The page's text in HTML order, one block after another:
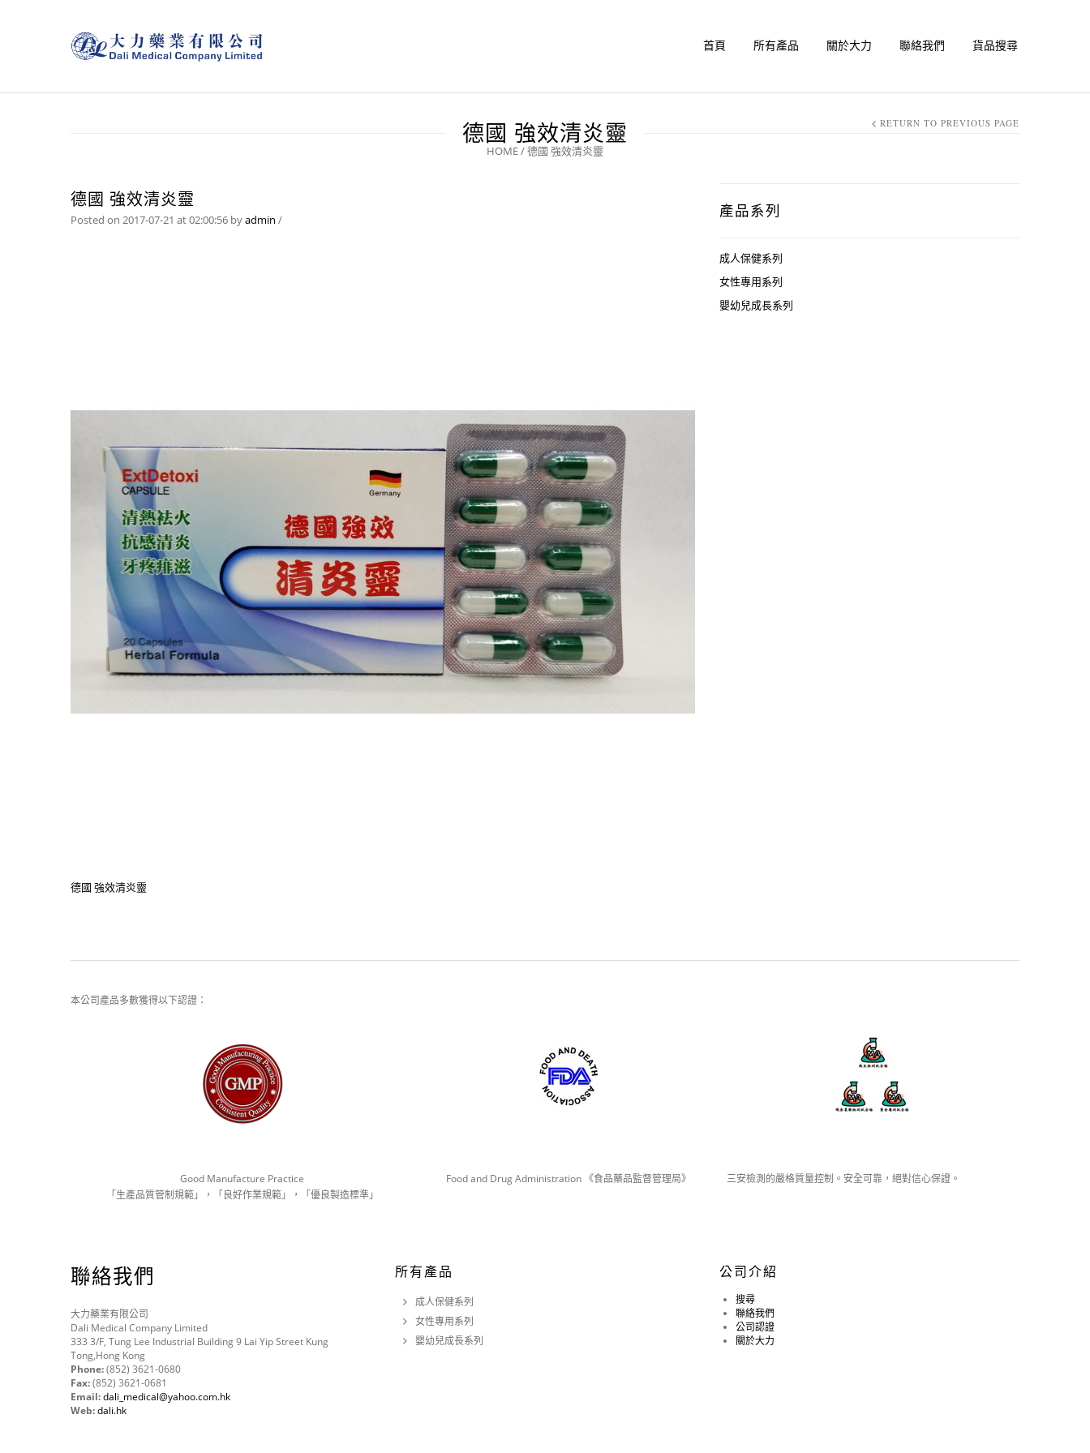
首頁 所有產品 關於大力 聯絡我們 貨品搜尋
德國 強效清炎靈
HOME/德國 強效清炎靈
RETURN TO PREVIOUS PAGE
德國 強效清炎靈
Posted on 2017-07-21 at 02:00:56 byadmin /
德國 強效清炎靈
產品系列
成人保健系列
女性專用系列
嬰幼兒成長系列
本公司產品多數獲得以下認證：
Good Manufacture Practice
「生產品質管制規範」，「良好作業規範」，「優良製造標準」
Food and Drug Administration 《食品藥品監督管理局》 三安檢測的嚴格質量控制。安全可靠，絕對信心保證。
聯絡我們
大力藥業有限公司
Dali Medical Company Limited
333 3/F, Tung Lee Industrial Building 9 Lai Yip Street Kung
Tong,Hong Kong
Phone:(852) 3621-0680
Fax:(852) 3621-0681
Email:dali_medical@yahoo.com.hk
Web:dali.hk
所有產品
成人保健系列
女性專用系列
嬰幼兒成長系列
公司介紹
搜尋
聯絡我們
公司認證
關於大力